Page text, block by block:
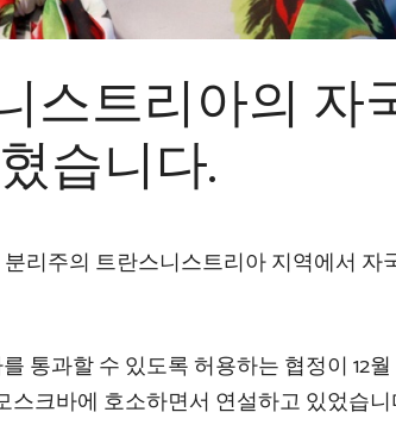
스트리아의 자
습니다.
리주의 트란스니스트리아 지역에서 자
통과할 수 있도록 허용하는 협정이 12
크바에 호소하면서 연설하고 있었습니